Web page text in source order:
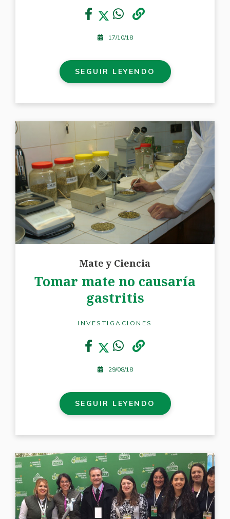
17/10/18
SEGUIR LEYENDO
Mate y Ciencia
Tomar mate no causaría
gastritis
INVESTIGACIONES
29/08/18
SEGUIR LEYENDO